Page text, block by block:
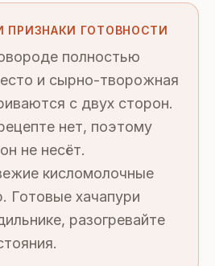
ПРИЗНАКИ ГОТОВНОСТИ
полностью
и сырно-творожная
с двух сторон.
нет, поэтому
не несёт.
кисломолочные
Готовые хачапури
разогревайте